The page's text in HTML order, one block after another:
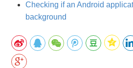
Checking if an Android
background